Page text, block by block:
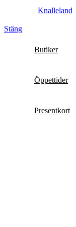
Knalleland
Stäng
Butiker
Öppettider
Presentkort